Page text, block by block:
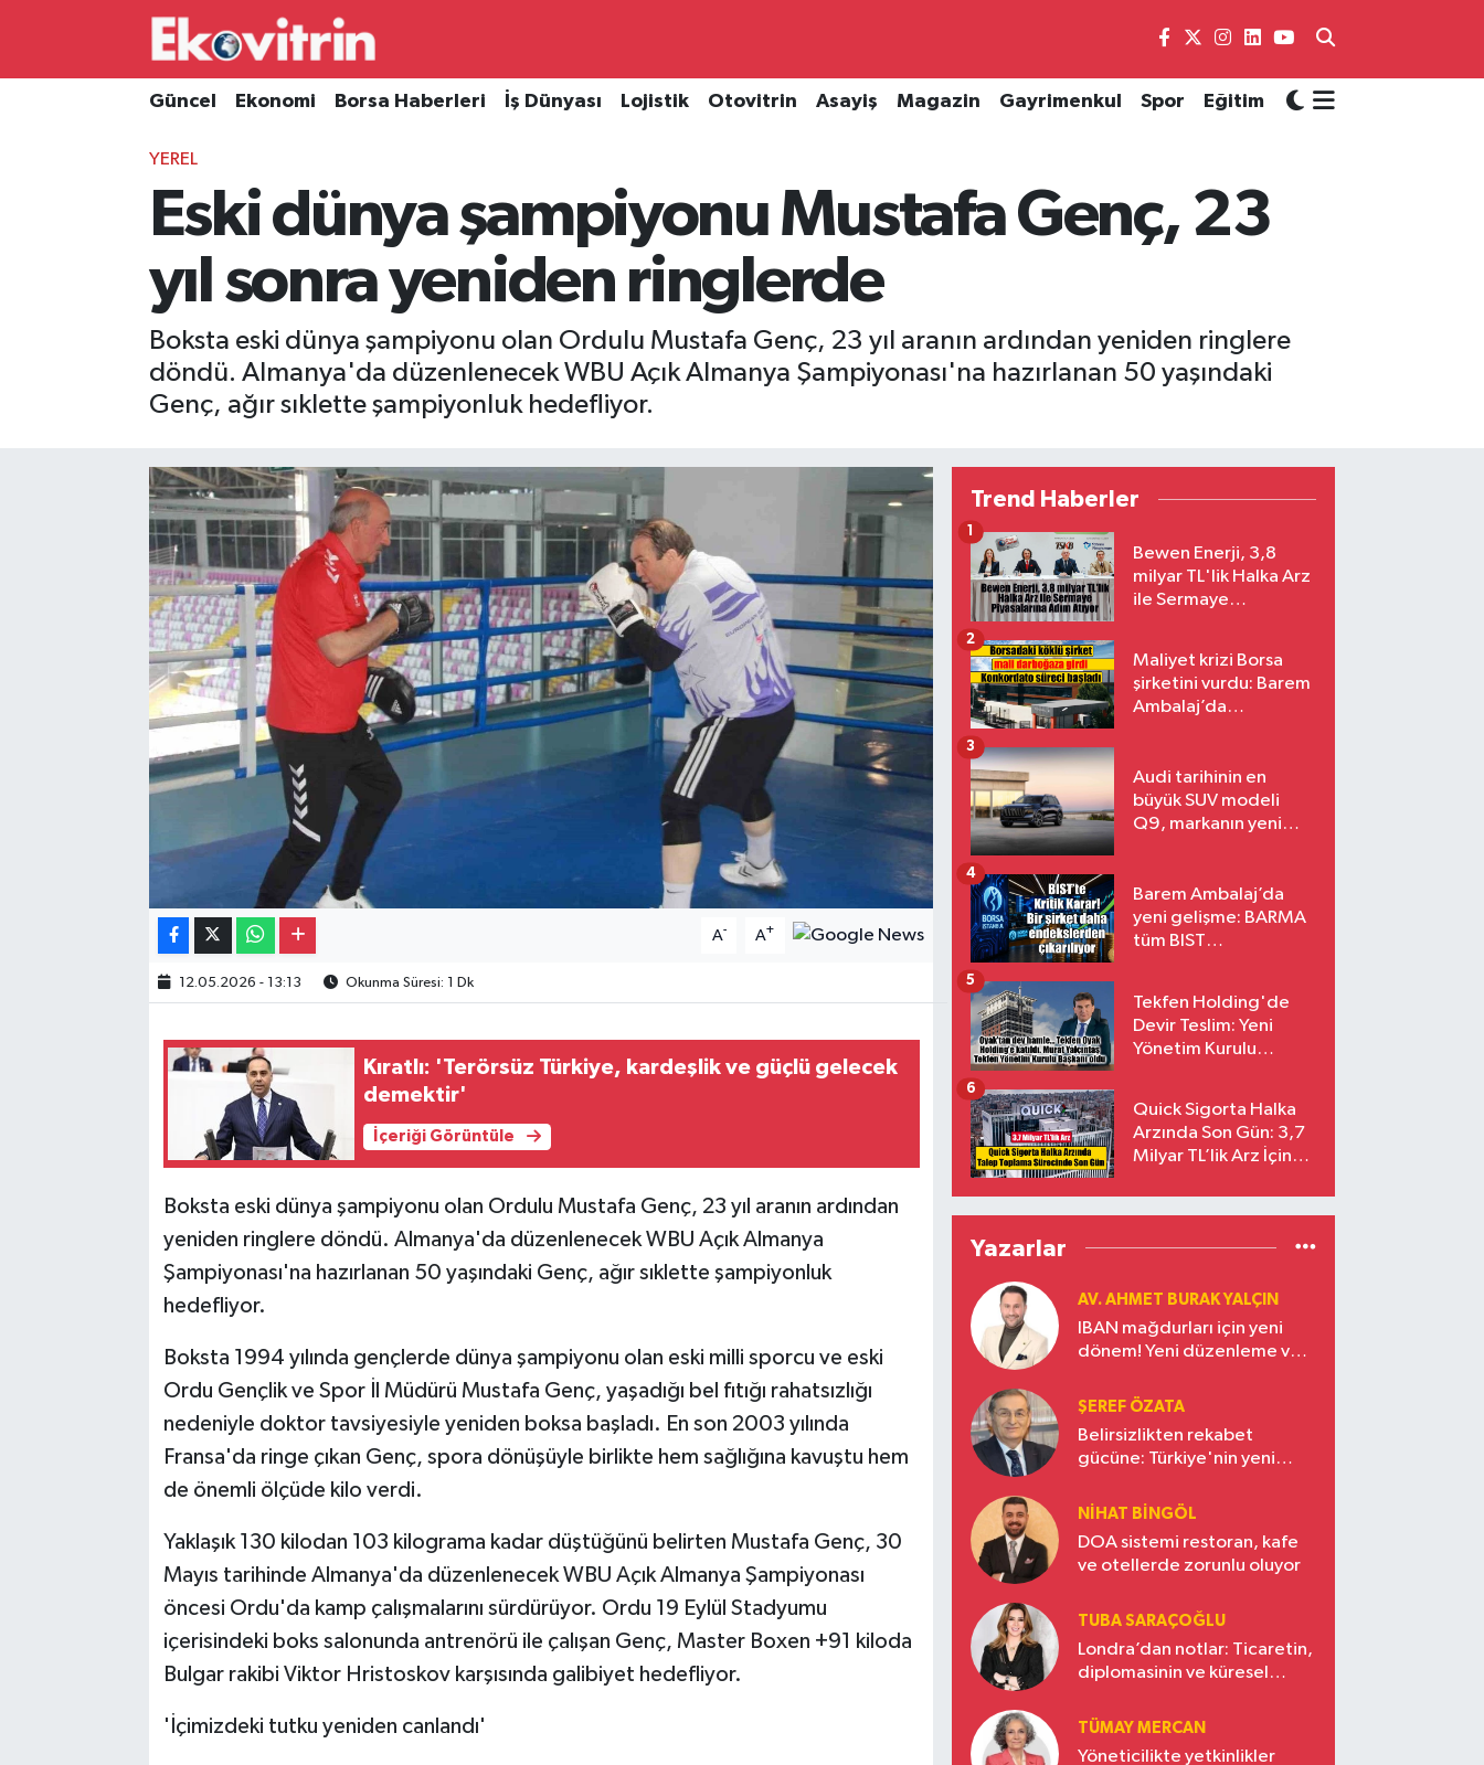
Güncel Ekonomi Borsa Haberleri İş Dünyası Lojistik Otovitrin Asayiş Magazin Gayrimenkul Spor Eğitim
YEREL
Eski dünya şampiyonu Mustafa Genç, 23
yıl sonra yeniden ringlerde
Boksta eski dünya şampiyonu olan Ordulu Mustafa Genç, 23 yıl aranın ardından yeniden ringlere
döndü. Almanya'da düzenlenecek WBU Açık Almanya Şampiyonası'na hazırlanan 50 yaşındaki
Genç, ağır sıklette şampiyonluk hedefliyor.
A- A+
12.05.2026 - 13:13 Okunma Süresi: 1 Dk
Kıratlı: 'Terörsüz Türkiye, kardeşlik ve güçlü gelecek
demektir'
İçeriği Görüntüle
Boksta eski dünya şampiyonu olan Ordulu Mustafa Genç, 23 yıl aranın ardından
yeniden ringlere döndü. Almanya'da düzenlenecek WBU Açık Almanya
Şampiyonası'na hazırlanan 50 yaşındaki Genç, ağır sıklette şampiyonluk
hedefliyor.
Boksta 1994 yılında gençlerde dünya şampiyonu olan eski milli sporcu ve eski
Ordu Gençlik ve Spor İl Müdürü Mustafa Genç, yaşadığı bel fıtığı rahatsızlığı
nedeniyle doktor tavsiyesiyle yeniden boksa başladı. En son 2003 yılında
Fransa'da ringe çıkan Genç, spora dönüşüyle birlikte hem sağlığına kavuştu hem
de önemli ölçüde kilo verdi.
Yaklaşık 130 kilodan 103 kilograma kadar düştüğünü belirten Mustafa Genç, 30
Mayıs tarihinde Almanya'da düzenlenecek WBU Açık Almanya Şampiyonası
öncesi Ordu'da kamp çalışmalarını sürdürüyor. Ordu 19 Eylül Stadyumu
içerisindeki boks salonunda antrenörü ile çalışan Genç, Master Boxen +91 kiloda
Bulgar rakibi Viktor Hristoskov karşısında galibiyet hedefliyor.
'İçimizdeki tutku yeniden canlandı'
Trend Haberler
Bewen Enerji, 3,8
milyar TL'lik Halka Arz
ile Sermaye
Maliyet krizi Borsa
şirketini vurdu: Barem
Ambalaj’da
2
Audi tarihinin en
büyük SUV modeli
Q9, markanın yeni
3
Barem Ambalaj’da
yeni gelişme: BARMA
tüm BIST
4
Tekfen Holding'de
Devir Teslim: Yeni
Yönetim Kurulu
5
Quick Sigorta Halka
Arzında Son Gün: 3,7
Milyar TL’lik Arz İçin
Eriyor
6
Yazarlar
AV. AHMET BURAK YALÇIN
IBAN mağdurları için yeni
dönem! Yeni düzenleme ve
ŞEREF ÖZATA
Belirsizlikten rekabet
gücüne: Türkiye'nin yeni
NIHAT BINGÖL
DOA sistemi restoran, kafe
ve otellerde zorunlu oluyor
TUBA SARAÇOĞLU
Londra’dan notlar: Ticaretin,
diplomasinin ve küresel
Türkiye’nin yükselen gücü
TÜMAY MERCAN
Yöneticilikte yetkinlikler
Güncel
Borsa Haberleri
Gayrimenkul
Hava Durumu
Süper Lig Puan Durumu ve Fikstür
Son Dakika Haberleri
Haber Arşivi